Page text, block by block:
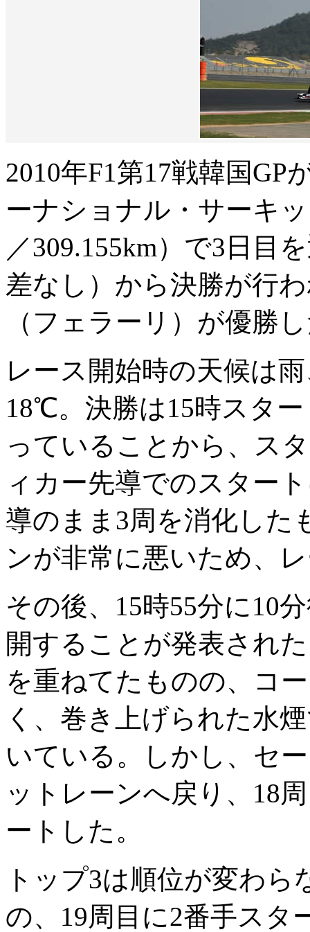
2010年F1第17戦韓国GP
ーナショナル・サーキ
／309.155km）で3日目
差なし）から決勝が行
（フェラーリ）が優勝
レース開始時の天候は
18℃。決勝は15時スタ
っていることから、ス
ィカー先導でのスター
導のまま3周を消化した
ンが非常に悪いため、
その後、15時55分に10
開することが発表され
を重ねてたものの、コ
く、巻き上げられた水
いている。しかし、セ
ットレーンへ戻り、18
ートした。
トップ3は順位が変わ
の、19周目に2番手スタ